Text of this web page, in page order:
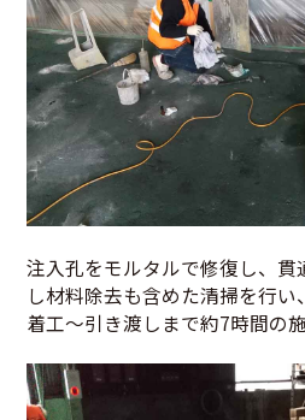
注入孔をモルタルで修復し、
し材料除去も含めた清掃を行い
着工～引き渡しまで約7時間の